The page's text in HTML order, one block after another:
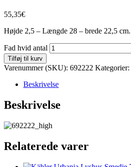
55,35€
Højde 2,5 – Længde 28 – brede 22,5 cm.
Fad hvid antal
Tilføj til kurv
Varenummer (SKU): 692222 Kategorier:
Beskrivelse
Beskrivelse
Relaterede varer